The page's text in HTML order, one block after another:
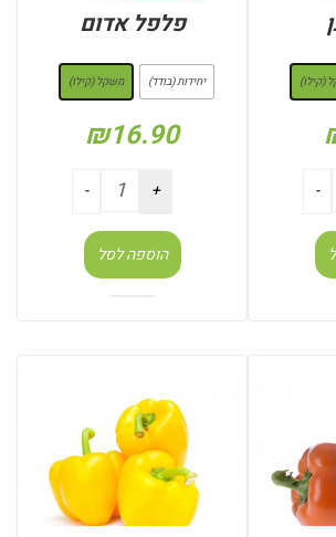
(קילו)
פלפל אדום
יחידות (בודד) משקל (קילו)
₪16.90
הוספה לסל